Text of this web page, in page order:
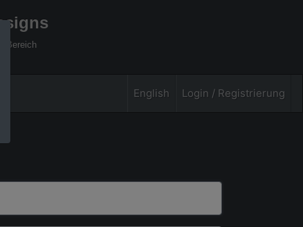
Bereich
English Login / Registrierung